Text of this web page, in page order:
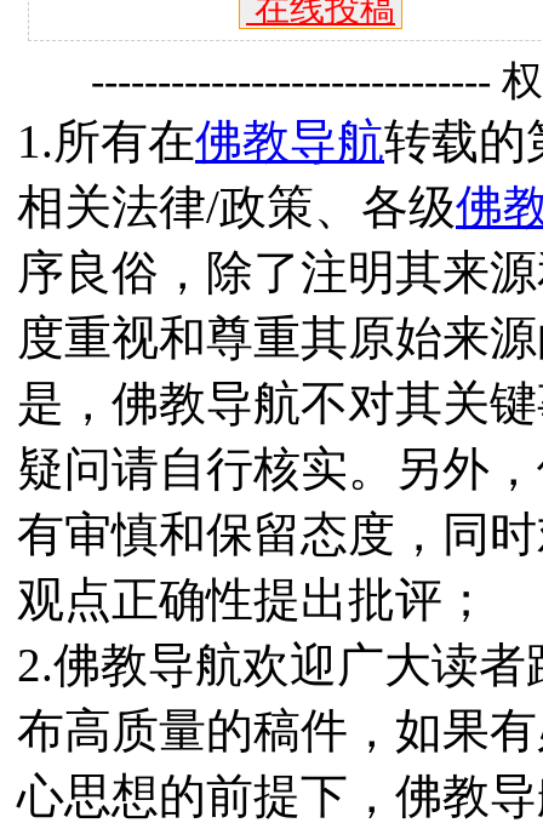
在线投稿
------------------------------
1.所有在佛教导航转载的
相关法律/政策、各级佛
序良俗，除了注明其来
度重视和尊重其原始来
是，佛教导航不对其关
疑问请自行核实。另外
有审慎和保留态度，同
观点正确性提出批评；
2.佛教导航欢迎广大读
布高质量的稿件，如果
心思想的前提下，佛教